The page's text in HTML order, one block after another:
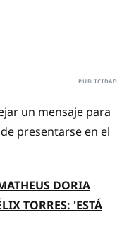
un mensaje para
presentarse en el
DORIA
TORRES: 'ESTÁ